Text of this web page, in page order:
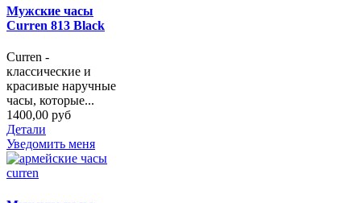
Мужские часы
Curren 813 Black
Curren -
классические и
красивые наручные
часы, которые...
1400,00 руб
Детали
Уведомить меня